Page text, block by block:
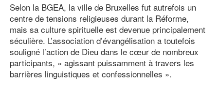
Selon la BGEA, la ville de Bruxelles fut autrefois un
centre de tensions religieuses durant la Réforme,
mais sa culture spirituelle est devenue principalement
séculière. L’association d’évangélisation a toutefois
souligné l’action de Dieu dans le cœur de nombreux
participants, « agissant puissamment à travers les
barrières linguistiques et confessionnelles ».